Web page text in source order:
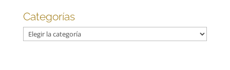
Categorías
Categorías